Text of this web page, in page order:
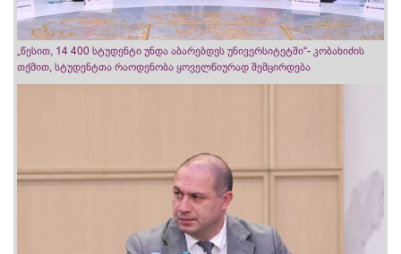
„წესით, 14 400 სტუდენტი უნდა აბარებდეს უნივერსიტეტში“- კობახიძის
თქმით, სტუდენტთა რაოდენობა ყოველწიურად შემცირდება